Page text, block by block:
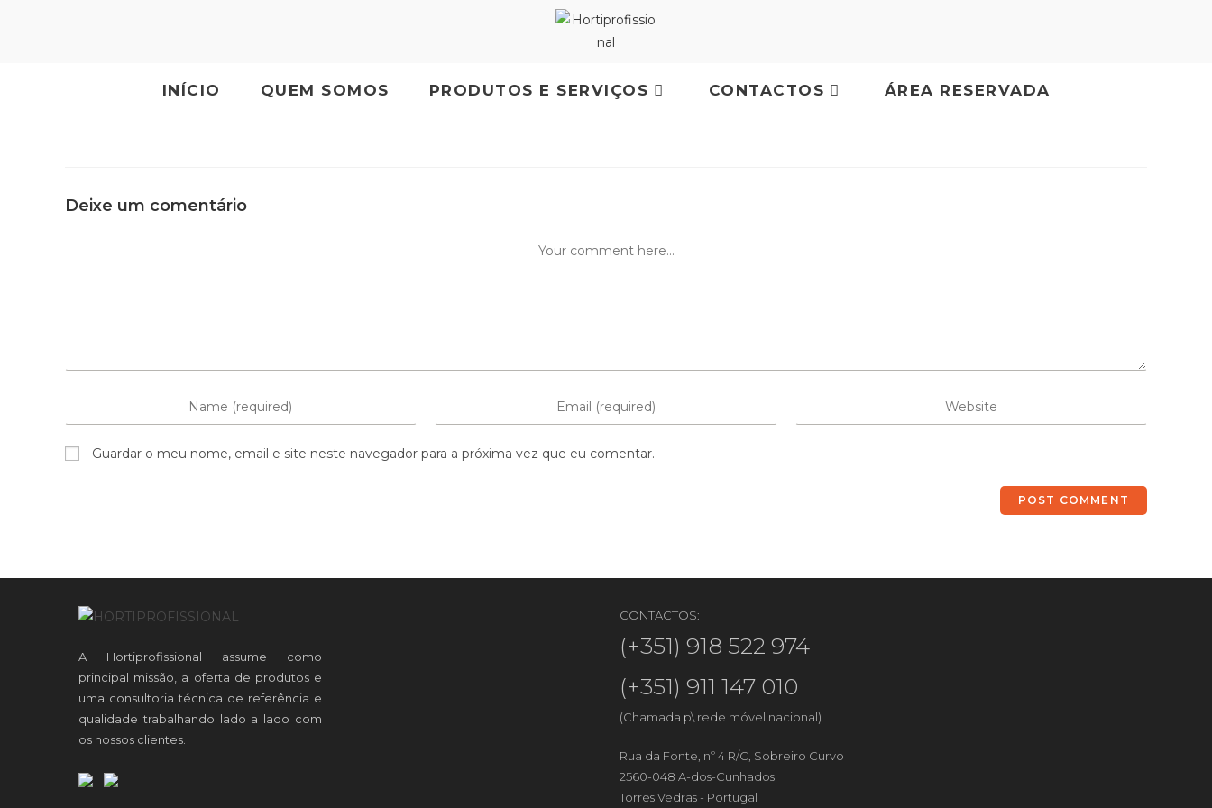
INÍCIO QUEM SOMOS PRODUTOS E SERVIÇOS CONTACTOS ÁREA RESERVADA
Deixe um comentário
Guardar o meu nome, email e site neste navegador para a próxima vez que eu comentar.
A Hortiprofissional assume como
principal missão, a oferta de produtos e
uma consultoria técnica de referência e
qualidade trabalhando lado a lado com
os nossos clientes.
CONTACTOS:
(+351) 918 522 974
(+351) 911 147 010
(Chamada p\ rede móvel nacional)
Rua da Fonte, nº 4 R/C, Sobreiro Curvo
2560-048 A-dos-Cunhados
Torres Vedras - Portugal